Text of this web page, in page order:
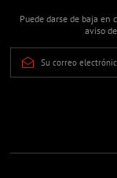
Puede darse de baja
aviso